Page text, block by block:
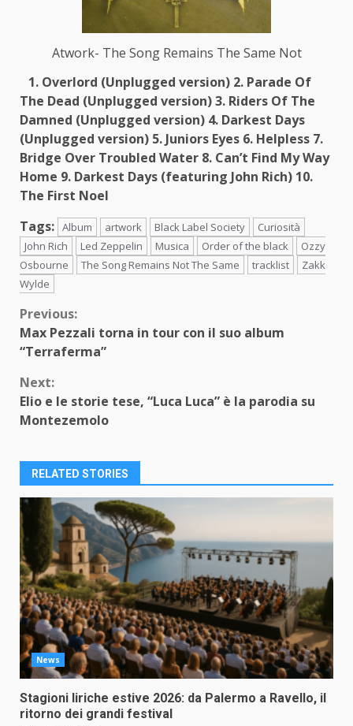
Atwork- The Song Remains The Same Not
1. Overlord (Unplugged version) 2. Parade Of
The Dead (Unplugged version)3. Riders Of The
Damned (Unplugged version) 4. Darkest Days
(Unplugged version) 5. Juniors Eyes 6. Helpless 7.
Bridge Over Troubled Water 8. Can’t Find My Way
Home 9. Darkest Days (featuring John Rich) 10.
The First Noel
Tags: Album artwork Black Label Society
Curiosità
John Rich
Led Zeppelin Musica Order of the black
Ozzy
Osbourne
The Song Remains Not The Same tracklist
Zakk
Wylde
Continue
Reading
Previous:
Max Pezzali torna in tour con il suo album
“Terraferma”
Next:
Elio e le storie tese, “Luca Luca” è la parodia su
Montezemolo
RELATED STORIES
News
Stagioni liriche estive 2026: da Palermo a Ravello, il
ritorno dei grandi festival